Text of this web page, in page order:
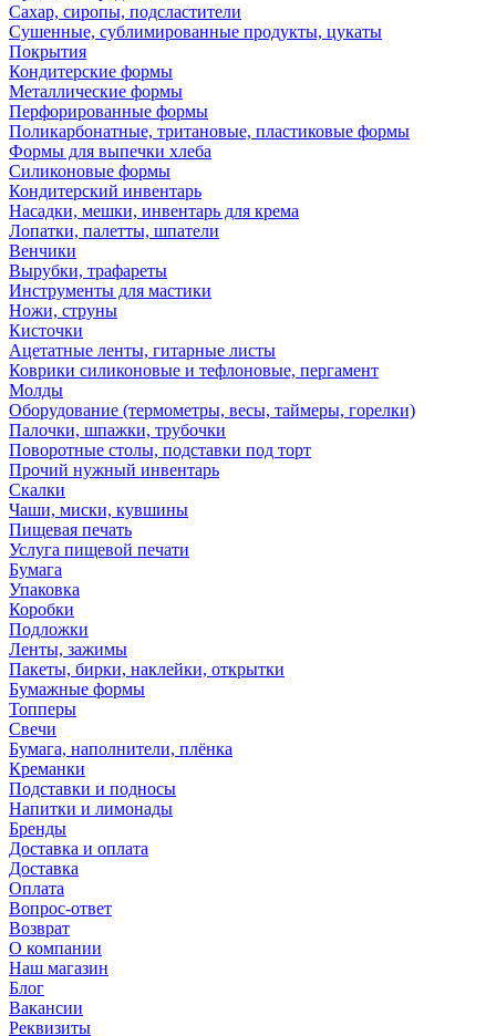
Сахар, сиропы, подсластители
Сушенные, сублимированные продукты, цукаты
Покрытия
Кондитерские формы
Металлические формы
Перфорированные формы
Поликарбонатные, тритановые, пластиковые формы
Формы для выпечки хлеба
Силиконовые формы
Кондитерский инвентарь
Насадки, мешки, инвентарь для крема
Лопатки, палетты, шпатели
Венчики
Вырубки, трафареты
Инструменты для мастики
Ножи, струны
Кисточки
Ацетатные ленты, гитарные листы
Коврики силиконовые и тефлоновые, пергамент
Молды
Оборудование (термометры, весы, таймеры, горелки)
Палочки, шпажки, трубочки
Поворотные столы, подставки под торт
Прочий нужный инвентарь
Скалки
Чаши, миски, кувшины
Пищевая печать
Услуга пищевой печати
Бумага
Упаковка
Коробки
Подложки
Ленты, зажимы
Пакеты, бирки, наклейки, открытки
Бумажные формы
Топперы
Свечи
Бумага, наполнители, плёнка
Креманки
Подставки и подносы
Напитки и лимонады
Бренды
Доставка и оплата
Доставка
Оплата
Вопрос-ответ
Возврат
О компании
Наш магазин
Блог
Вакансии
Реквизиты